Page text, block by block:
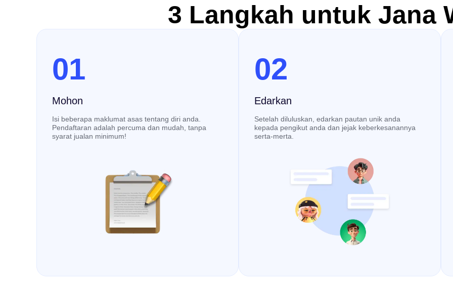
3 Langkah untuk Jana
01
Mohon
Isi beberapa maklumat asas tentang diri anda.
Pendaftaran adalah percuma dan mudah, tanpa
syarat jualan minimum!
02
Edarkan
Setelah diluluskan, edarkan pautan unik anda
kepada pengikut anda dan jejak keberkesanannya
serta-merta.